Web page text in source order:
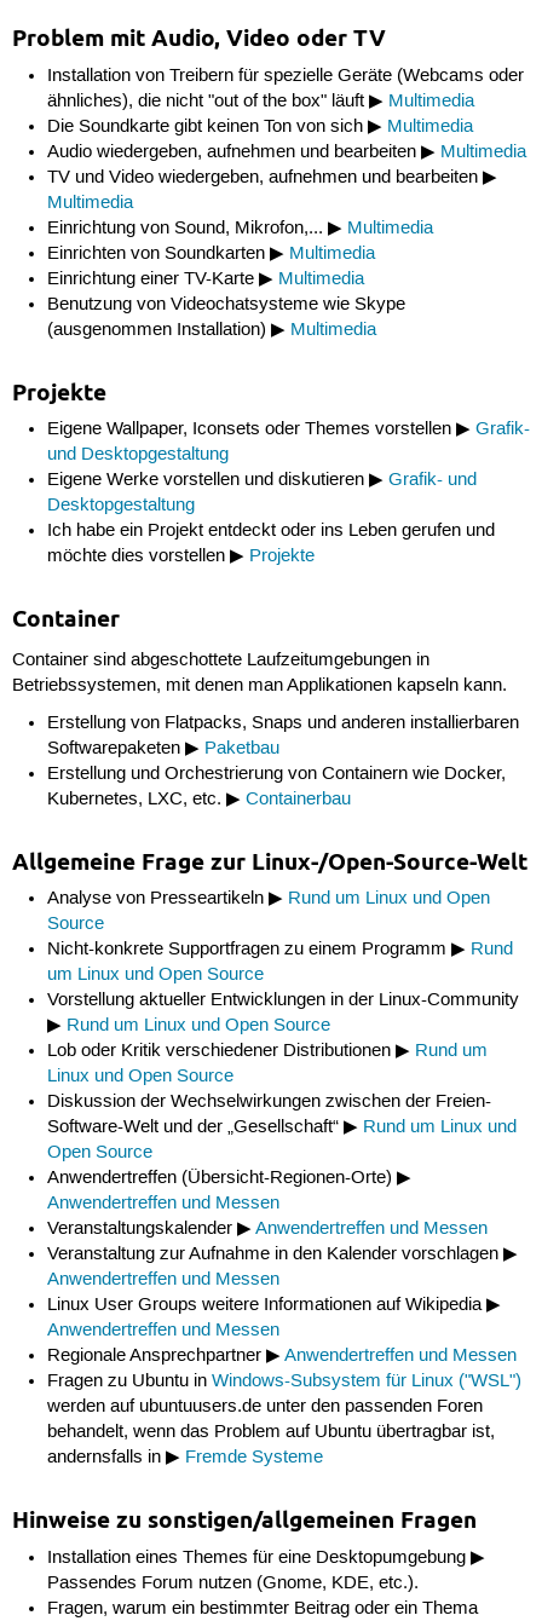
Problem mit Audio, Video oder TV
Installation von Treibern für spezielle Geräte (Webcams oder
ähnliches), die nicht "out of the box" läuft ▶ Multimedia
Die Soundkarte gibt keinen Ton von sich ▶ Multimedia
Audio wiedergeben, aufnehmen und bearbeiten ▶ Multimedia
TV und Video wiedergeben, aufnehmen und bearbeiten ▶
Multimedia
Einrichtung von Sound, Mikrofon,... ▶ Multimedia
Einrichten von Soundkarten ▶ Multimedia
Einrichtung einer TV-Karte ▶ Multimedia
Benutzung von Videochatsysteme wie Skype
(ausgenommen Installation) ▶ Multimedia
Projekte
Eigene Wallpaper, Iconsets oder Themes vorstellen ▶Grafik-
und Desktopgestaltung
Eigene Werke vorstellen und diskutieren ▶Grafik- und
Desktopgestaltung
Ich habe ein Projekt entdeckt oder ins Leben gerufen und
möchte dies vorstellen ▶ Projekte
Container
Container sind abgeschottete Laufzeitumgebungen in
Betriebssystemen, mit denen man Applikationen kapseln kann.
Erstellung von Flatpacks, Snaps und anderen installierbaren
Softwarepaketen ▶ Paketbau
Erstellung und Orchestrierung von Containern wie Docker,
Kubernetes, LXC, etc. ▶Containerbau
Allgemeine Frage zur Linux-/Open-Source-Welt
Analyse von Presseartikeln ▶ Rund um Linux und Open
Source
Nicht-konkrete Supportfragen zu einem Programm ▶ Rund
um Linux und Open Source
Vorstellung aktueller Entwicklungen in der Linux-Community
▶ Rund um Linux und Open Source
Lob oder Kritik verschiedener Distributionen ▶ Rund um
Linux und Open Source
Diskussion der Wechselwirkungen zwischen der Freien-
Software-Welt und der „Gesellschaft“ ▶ Rund um Linux und
Open Source
Anwendertreffen (Übersicht-Regionen-Orte) ▶
Anwendertreffen und Messen
Veranstaltungskalender ▶Anwendertreffen und Messen
Veranstaltung zur Aufnahme in den Kalender vorschlagen ▶
Anwendertreffen und Messen
Linux User Groups weitere Informationen auf Wikipedia ▶
Anwendertreffen und Messen
Regionale Ansprechpartner ▶Anwendertreffen und Messen
Fragen zu Ubuntu inWindows-Subsystem für Linux ("WSL")
werden auf ubuntuusers.de unter den passenden Foren
behandelt, wenn das Problem auf Ubuntu übertragbar ist,
andernsfalls in ▶ Fremde Systeme
Hinweise zu sonstigen/allgemeinen Fragen
Installation eines Themes für eine Desktopumgebung ▶
Passendes Forum nutzen (Gnome, KDE, etc.).
Fragen, warum ein bestimmter Beitrag oder ein Thema